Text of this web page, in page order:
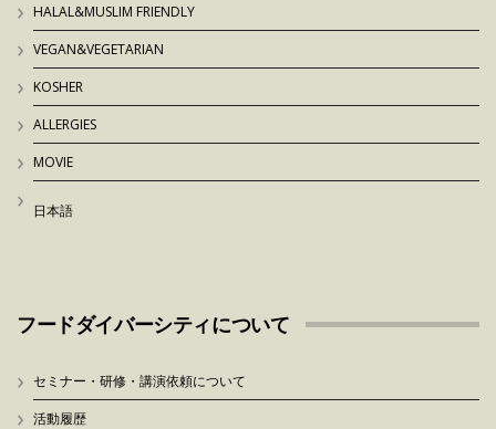
HALAL&MUSLIM FRIENDLY
VEGAN&VEGETARIAN
KOSHER
ALLERGIES
MOVIE
日本語
フードダイバーシティについて
セミナー・研修・講演依頼について
活動履歴